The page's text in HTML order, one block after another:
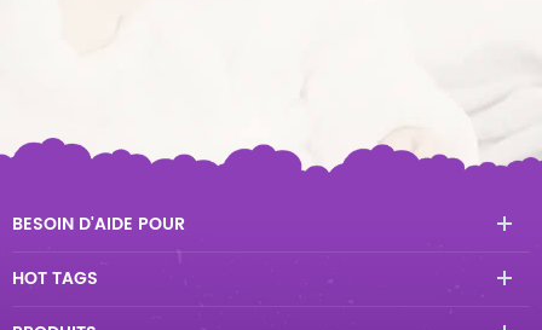
BESOIN D'AIDE POUR
HOT TAGS